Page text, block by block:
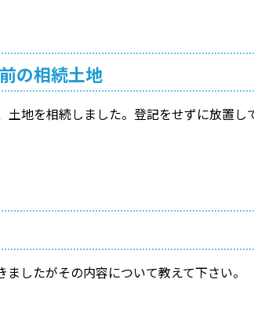
の相続土地
地を相続しました。登記をせずに放置
したがその内容について教えて下さい。